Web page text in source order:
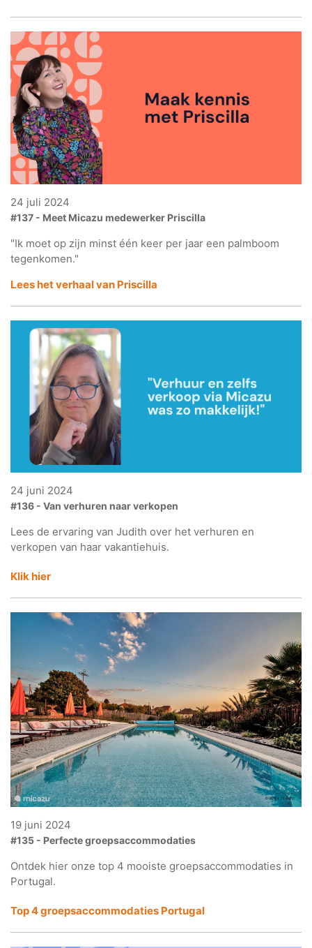
24 juli 2024
#137 - Meet Micazu medewerker Priscilla
"Ik moet op zijn minst één keer per jaar een palmboom
tegenkomen."
Lees het verhaal van Priscilla
24 juni 2024
#136 - Van verhuren naar verkopen
Lees de ervaring van Judith over het verhuren en
verkopen van haar vakantiehuis.
Klik hier
19 juni 2024
#135 - Perfecte groepsaccommodaties
Ontdek hier onze top 4 mooiste groepsaccommodaties in
Portugal.
Top 4 groepsaccommodaties Portugal